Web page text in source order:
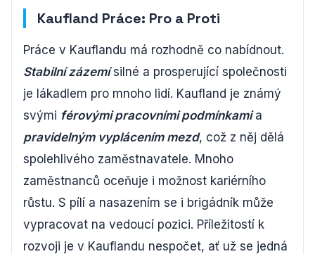
Kaufland Práce: Pro a Proti
Práce v Kauflandu má rozhodně co nabídnout.
Stabilní zázemísilné a prosperující společnosti
je lákadlem pro mnoho lidí. Kaufland je známý
svými férovými pracovními podmínkamia
pravidelným vyplácením mezd, což z něj dělá
spolehlivého zaměstnavatele. Mnoho
zaměstnanců oceňuje i možnost kariérního
růstu. S pílí a nasazením se i brigádník může
vypracovat na vedoucí pozici. Příležitostí k
rozvoji je v Kauflandu nespočet, ať už se jedná